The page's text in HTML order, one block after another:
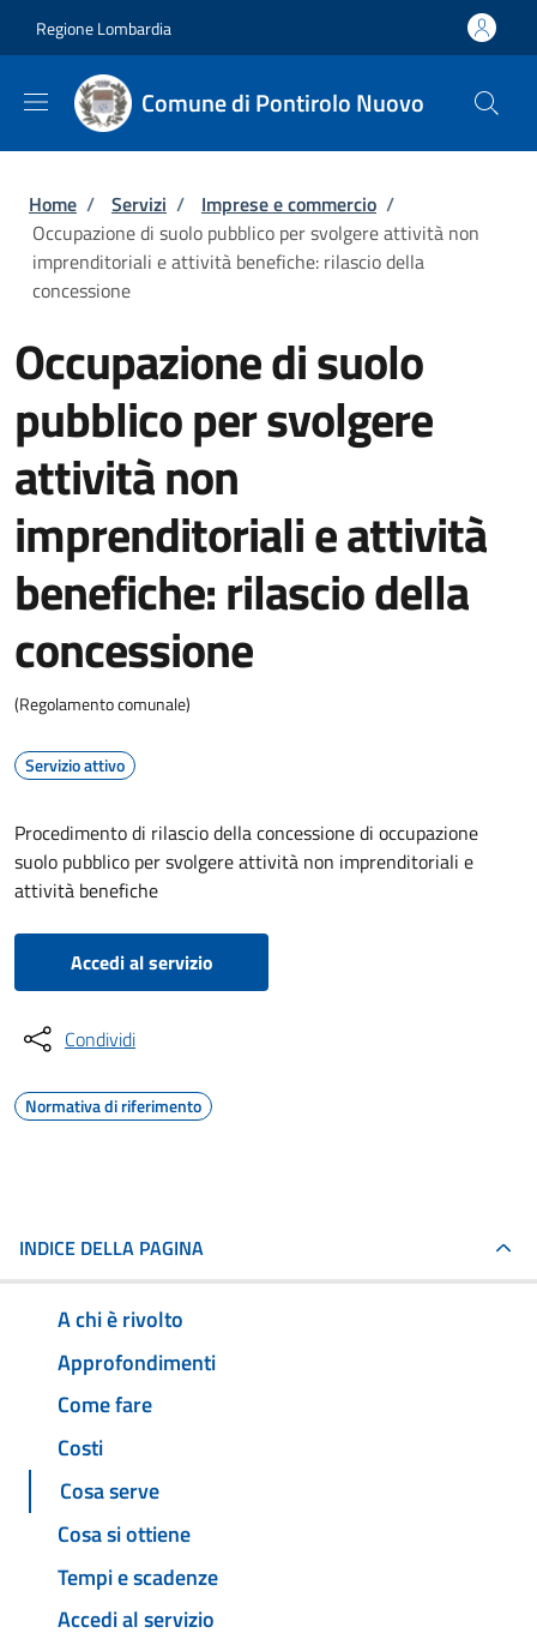
Regione Lombardia
Comune di Pontirolo Nuovo
Briciole di pane
Home / Servizi / Imprese e commercio /
Occupazione di suolo pubblico per svolgere attività non
imprenditoriali e attività benefiche: rilascio della
concessione
Occupazione di suolo
pubblico per svolgere
attività non
imprenditoriali e attività
benefiche: rilascio della
concessione
(Regolamento comunale)
Servizio attivo
Procedimento di rilascio della concessione di occupazione
suolo pubblico per svolgere attività non imprenditoriali e
attività benefiche
Accedi al servizio
Condividi
Normativa di riferimento
INDICE DELLA PAGINA
A chi è rivolto
Approfondimenti
Come fare
Costi
Cosa serve
Cosa si ottiene
Tempi e scadenze
Accedi al servizio